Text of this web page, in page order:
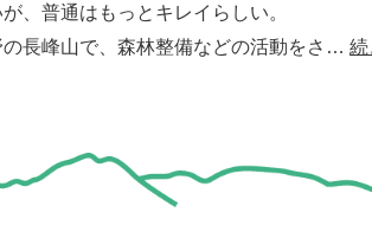
、普通はもっとキレイらしい。
の長峰山で、森林整備などの活動をさ…